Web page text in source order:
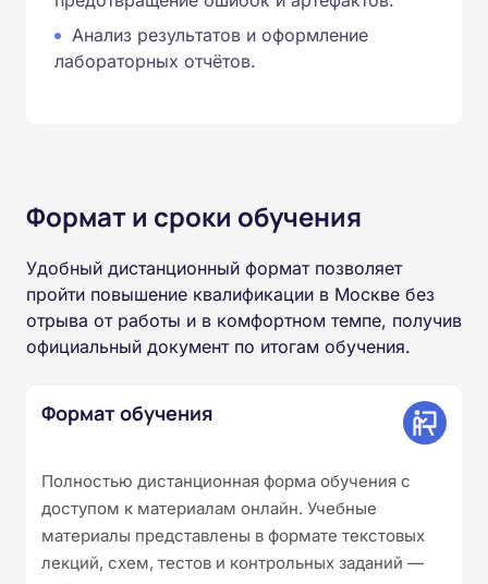
Анализ результатов и оформление
лабораторных отчётов.
Формат и сроки обучения
Удобный дистанционный формат позволяет
пройти повышение квалификации в Москве без
отрыва от работы и в комфортном темпе, получив
официальный документ по итогам обучения.
Формат обучения
Полностью дистанционная форма обучения с
доступом к материалам онлайн. Учебные
материалы представлены в формате текстовых
лекций, схем, тестов и контрольных заданий —